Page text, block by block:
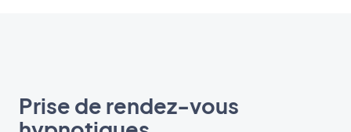
Prise de rendez-vous